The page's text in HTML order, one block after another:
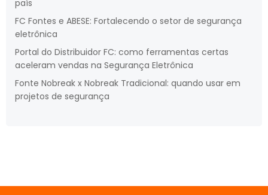
país
FC Fontes e ABESE: Fortalecendo o setor de segurança
eletrônica
Portal do Distribuidor FC: como ferramentas certas
aceleram vendas na Segurança Eletrônica
Fonte Nobreak x Nobreak Tradicional: quando usar em
projetos de segurança